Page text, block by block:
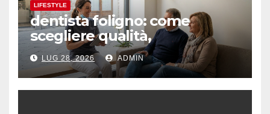
LIFESTYLE
dentista foligno: come
scegliere qualità,
prevenzione e fiducia
LUG 28, 2026 ADMIN